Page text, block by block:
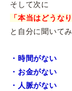
そして次に
「本当はどうな
と自分に聞いて
・時間がない
・お金がない
・人脈がない